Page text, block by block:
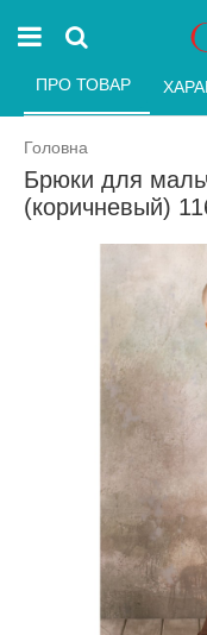
Головна
Брюки для
(коричневый)
ПРО ТОВАР